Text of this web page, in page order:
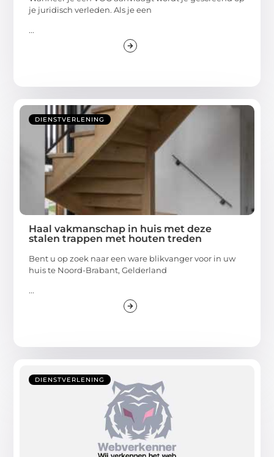
je juridisch verleden. Als je een
...
DIENSTVERLENING
Haal vakmanschap in huis met deze
stalen trappen met houten treden
Bent u op zoek naar een ware blikvanger voor in uw
huis te Noord-Brabant, Gelderland
...
DIENSTVERLENING